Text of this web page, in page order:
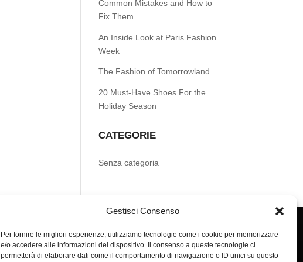
Gestisci Consenso
Per fornire le migliori esperienze, utilizziamo tecnologie come i cookie per memorizzare
e/o accedere alle informazioni del dispositivo. Il consenso a queste tecnologie ci
permetterà di elaborare dati come il comportamento di navigazione o ID unici su questo
Common Mistakes and How to
Fix Them
An Inside Look at Paris Fashion
Week
The Fashion of Tomorrowland
20 Must-Have Shoes For the
Holiday Season
CATEGORIE
Senza categoria